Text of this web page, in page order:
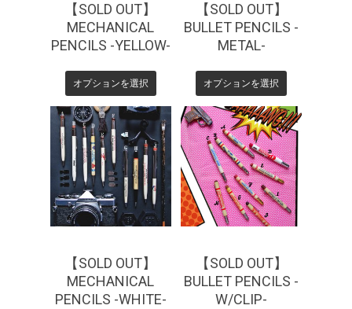
【SOLD OUT】
MECHANICAL
PENCILS -YELLOW-
オプションを選択
【SOLD OUT】
BULLET PENCILS -
METAL-
オプションを選択
¥ 1,650
【SOLD OUT】
MECHANICAL
PENCILS -WHITE-
¥1,100
【SOLD OUT】
BULLET PENCILS -
W/CLIP-